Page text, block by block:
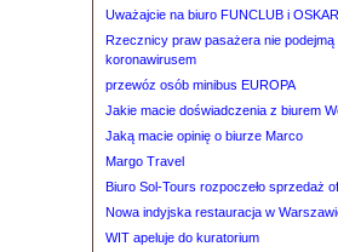
Uważajcie na biuro FUNCLUB i OSKAR
Rzecznicy praw pasażera nie
koronawirusem
przewóz osób minibus EUROPA
Jakie macie doświadczenia z biurem
Jaką macie opinię o biurze Marco
Margo Travel
Biuro Sol-Tours rozpoczeło sprzedaż
Nowa indyjska restauracja w
WIT apeluje do kuratorium